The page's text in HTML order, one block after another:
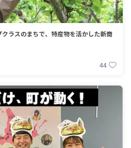
ラスのまちで、特産物を活かした新商
44